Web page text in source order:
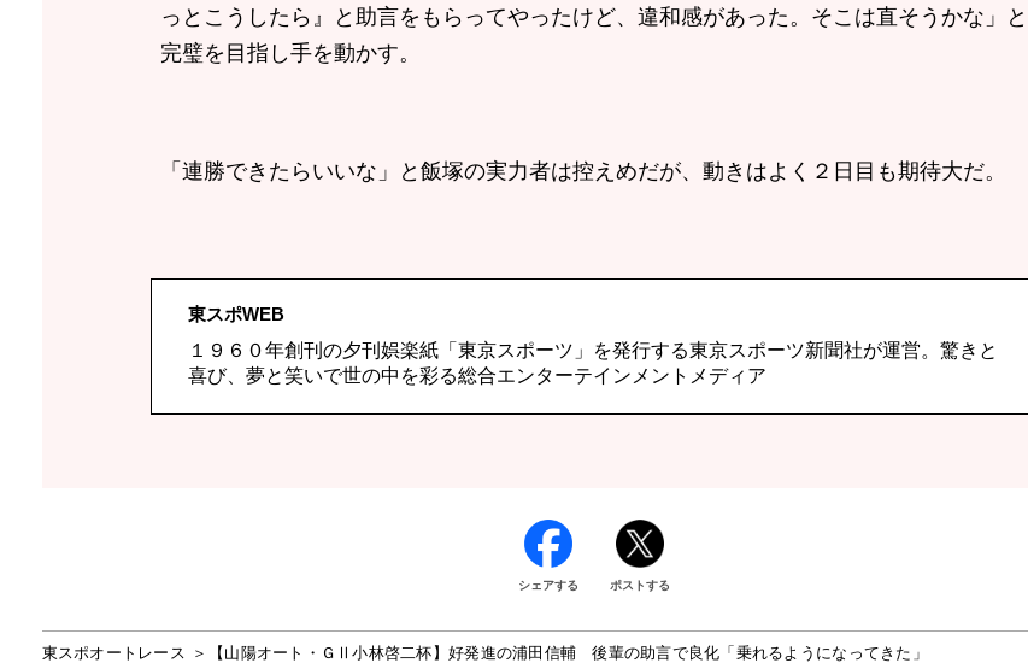
っとこうしたら』と助言をもらってやったけど、違和感があった。そこは直そうかな」と
完璧を目指し手を動かす。
「連勝できたらいいな」と飯塚の実力者は控えめだが、動きはよく２日目も期待大だ。
東スポWEB
１９６０年創刊の夕刊娯楽紙「東京スポーツ」を発行する東京スポーツ新聞社が運営。驚きと
喜び、夢と笑いで世の中を彩る総合エンターテインメントメディア
シェアする ポストする
東スポオートレース 【山陽オート・ＧⅡ小林啓二杯】好発進の浦田信輔 後輩の助言で良化「乗れるようになってきた」